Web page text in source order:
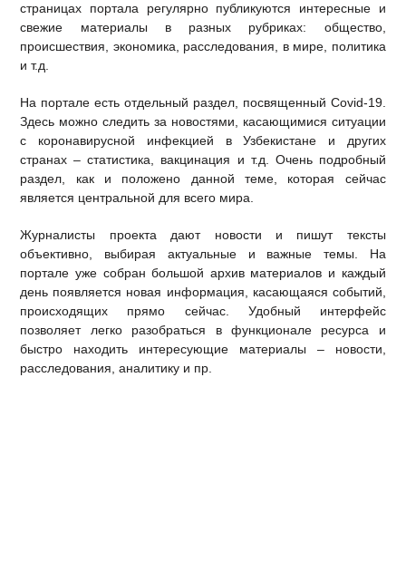
страницах портала регулярно публикуются интересные и
свежие материалы в разных рубриках: общество,
происшествия, экономика, расследования, в мире, политика
и т.д.
На портале есть отдельный раздел, посвященный Covid-19.
Здесь можно следить за новостями, касающимися ситуации
с коронавирусной инфекцией в Узбекистане и других
странах – статистика, вакцинация и т.д. Очень подробный
раздел, как и положено данной теме, которая сейчас
является центральной для всего мира.
Журналисты проекта дают новости и пишут тексты
объективно, выбирая актуальные и важные темы. На
портале уже собран большой архив материалов и каждый
день появляется новая информация, касающаяся событий,
происходящих прямо сейчас. Удобный интерфейс
позволяет легко разобраться в функционале ресурса и
быстро находить интересующие материалы – новости,
расследования, аналитику и пр.